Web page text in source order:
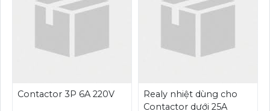
Contactor 3P 6A 220V
Realy nhiệt dùng cho
Contactor dưới 25A